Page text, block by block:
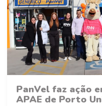
PanVel faz ação
APAE de Porto